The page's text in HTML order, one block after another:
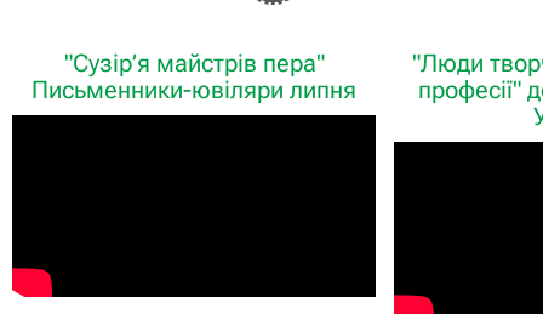
"Сузір’я майстрів пера"
Письменники-ювіляри липня
"Люди
професії"